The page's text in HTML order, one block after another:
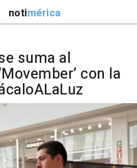
notimérica
suma al
con la